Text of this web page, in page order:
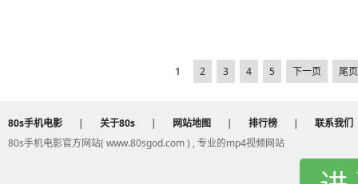
1 2 3 4 5 下一页 尾页
80s手机电影 | 关于80s | 网站地图 | 排行榜 |
联系我们
80s手机电影官方网站( www.80sgod.com ) , 专业的mp4视频网站